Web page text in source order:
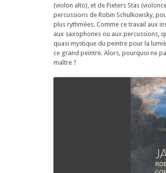
(violon alto), et de Pieters Stas
percussions de Robin Schulkowsky,
plus rythmées. Comme ce travail aux
aux saxophones ou aux percussions,
quasi mystique du peintre pour la
ce grand peintre. Alors, pourquoi ne
maître ?